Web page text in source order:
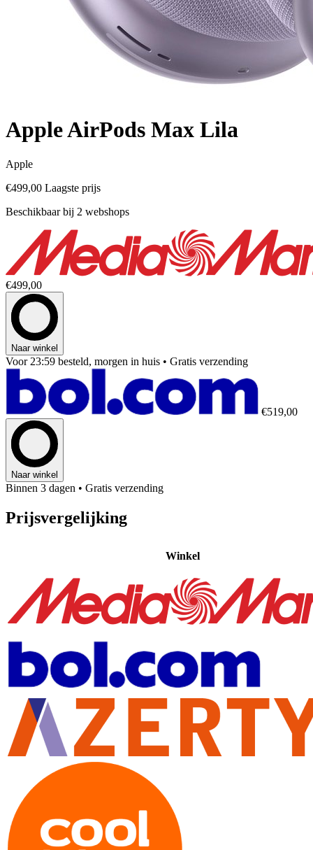
Apple AirPods Max Lila
Apple
€499,00 Laagste prijs
Beschikbaar bij 2 webshops
€499,00
Naar winkel
Voor 23:59 besteld, morgen in huis • Gratis verzending
€519,00
Naar winkel
Binnen 3 dagen • Gratis verzending
Prijsvergelijking
Winkel